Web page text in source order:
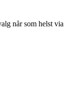
når som helst via